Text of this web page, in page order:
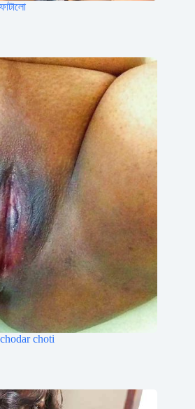
choti